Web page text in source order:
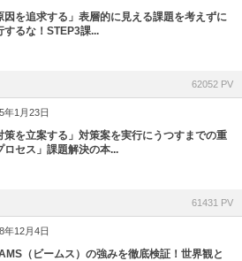
因を追求する」表層的に見える課題を考えずに
するな！STEP3課...
62052 PV
年1月23日
策を立案する」対策案を実行にうつすまでの重
ロセス」課題解決の本...
61431 PV
年12月4日
（ビームス）の強みを徹底検証！世界観と